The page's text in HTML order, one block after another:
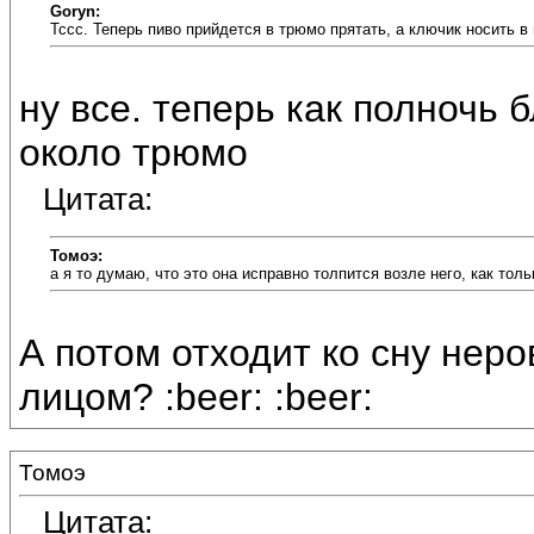
Goryn:
Тссс. Теперь пиво прийдется в трюмо прятать, а ключик носить
ну все. теперь как полночь
около трюмо
Цитата:
Томоэ:
а я то думаю, что это она исправно толпится возле него, как
А потом отходит ко сну
лицом? :beer: :beer:
Томоэ
Цитата: